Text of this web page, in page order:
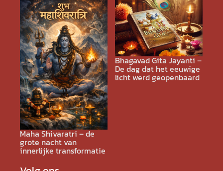
Maha Shivaratri – de
grote nacht van
innerlijke transformatie
Bhagavad Gita Jayanti –
De dag dat het eeuwige
licht werd geopenbaard